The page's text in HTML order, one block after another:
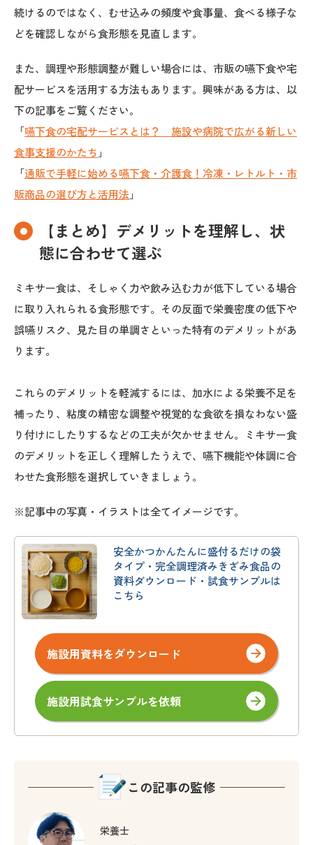
続けるのではなく、むせ込みの頻度や食事量、食べる様子な
どを確認しながら食形態を見直します。
また、調理や形態調整が難しい場合には、市販の嚥下食や宅
配サービスを活用する方法もあります。興味がある方は、以
下の記事をご覧ください。
「嚥下食の宅配サービスとは？ 施設や病院で広がる新しい
食事支援のかたち 」
「通販で手軽に始める嚥下食・介護食！冷凍・レトルト・市
販商品の選び方と活用法 」
【まとめ】デメリットを理解し、状
態に合わせて選ぶ
ミキサー食は、そしゃく力や飲み込む力が低下している場合
に取り入れられる食形態です。その反面で栄養密度の低下や
誤嚥リスク、見た目の単調さといった特有のデメリットがあ
ります。
これらのデメリットを軽減するには、加水による栄養不足を
補ったり、粘度の精密な調整や視覚的な食欲を損なわない盛
り付けにしたりするなどの工夫が欠かせません。ミキサー食
のデメリットを正しく理解したうえで、嚥下機能や体調に合
わせた食形態を選択していきましょう。
※記事中の写真・イラストは全てイメージです。
安全かつかんたんに盛付るだけの袋
タイプ・完全調理済みきざみ食品の
資料ダウンロード・試食サンプルは
こちら
施設用資料をダウンロード
施設用試食サンプルを依頼
この記事の監修
栄養士